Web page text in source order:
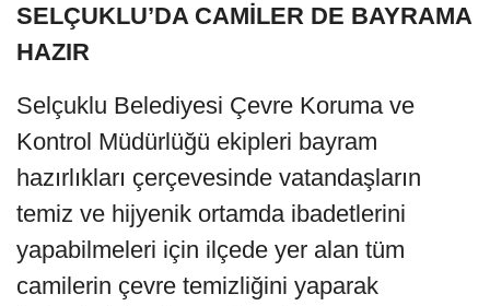
SELÇUKLU’DA CAMİLER DE BAYRAMA
HAZIR
Selçuklu Belediyesi Çevre Koruma ve
Kontrol Müdürlüğü ekipleri bayram
hazırlıkları çerçevesinde vatandaşların
temiz ve hijyenik ortamda ibadetlerini
yapabilmeleri için ilçede yer alan tüm
camilerin çevre temizliğini yaparak